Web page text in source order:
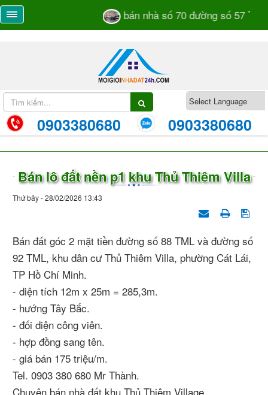
bán nhà số 70 đường số 57 TML
0903380680 0903380680
Bán lô đất nền p1 khu Thủ Thiêm Villa
Thứ bảy - 28/02/2026 13:43
Bán đất góc 2 mặt tiền đường số 88 TML và đường số
92 TML, khu dân cư Thủ Thiêm Villa, phường Cát Lái,
TP Hồ Chí Minh.
- diện tích 12m x 25m = 285,3m.
- hướng Tây Bắc.
- đối diện công viên.
- hợp đồng sang tên.
- giá bán 175 triệu/m.
Tel. 0903 380 680 Mr Thành.
Chuyên bán nhà đất khu Thủ Thiêm Village.